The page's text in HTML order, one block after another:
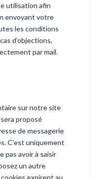
utilisation afin
envoyant votre
les conditions
d’objections,
par mail.
sur notre site
proposé
de messagerie
C’est uniquement
pas avoir à saisir
un autre